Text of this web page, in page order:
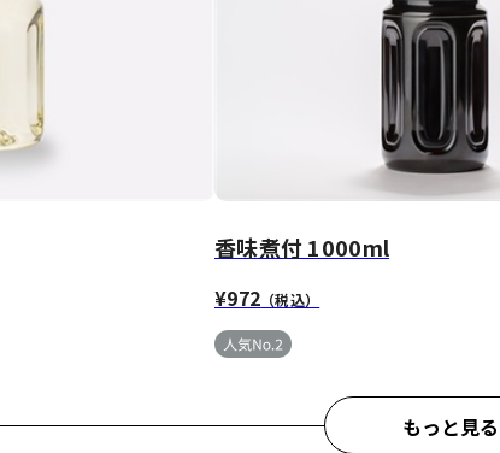
香味煮付 1000ml
¥972 （税込）
もっと見る